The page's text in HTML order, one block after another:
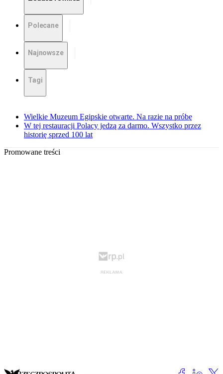
Polecane
Najnowsze
Tagi
Wielkie Muzeum Egipskie otwarte. Na razie na próbę
W tej restauracji Polacy jedzą za darmo. Wszystko przez
historię sprzed 100 lat
Promowane treści